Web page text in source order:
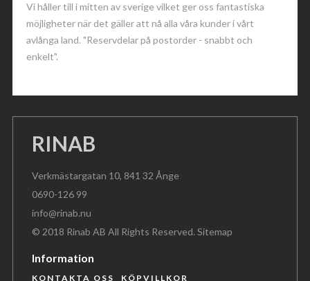
Vi håller till i mitten av sverige vilket ger oss fantastiska
möjligheter när det gäller att nå alla våra kunder i vårt
avlånga land. "Reservdelar på postorder - snabbt och
enkelt".
RINAB
Verkmästargatan 10, 841 32 Ånge
0690-126 99
info@rinab.nu
© 2018 Rinab AB All Rights Reserved.Sitemap
Information
KONTAKTA OSS KÖPVILLKOR